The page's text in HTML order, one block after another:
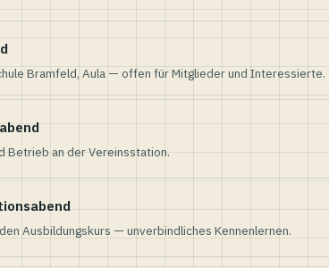
Bramfeld, Aula — offen für Mitglieder und Interessierte.
Betrieb an der Vereinsstation.
Ausbildungskurs — unverbindliches Kennenlernen.